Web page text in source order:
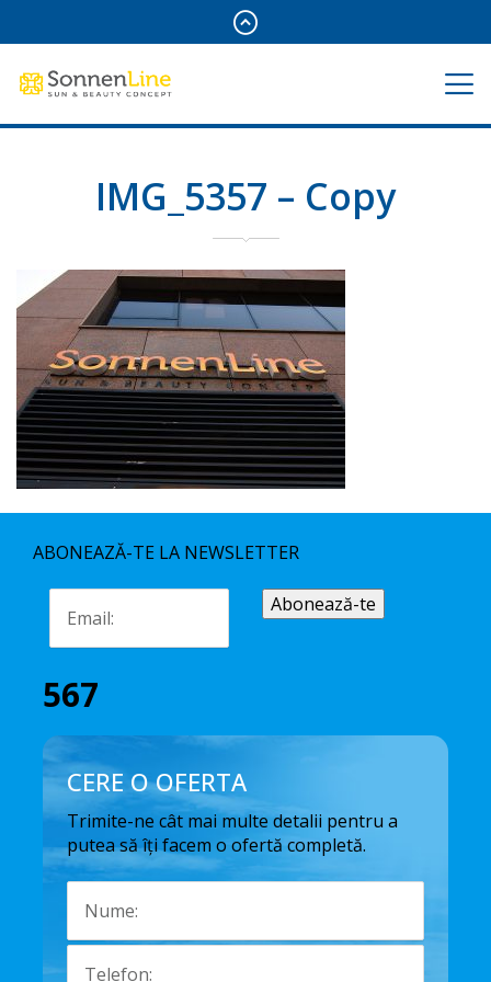
IMG_5357 – Copy
ABONEAZĂ-TE LA NEWSLETTER
567
CERE O OFERTA
Trimite-ne cât mai multe detalii pentru a
putea să îți facem o ofertă completă.